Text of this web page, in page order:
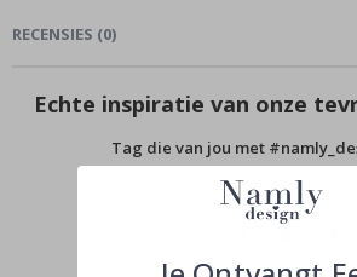
RECENSIES (0)
Echte inspiratie van onze
Tag die van jou met